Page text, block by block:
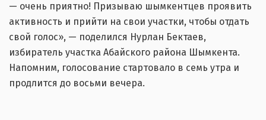
— очень приятно! Призываю шымкентцев проявить
активность и прийти на свои участки, чтобы отдать
свой голос», — поделился Нурлан Бектаев,
избиратель участка Абайского района Шымкента.
Напомним, голосование стартовало в семь утра и
продлится до восьми вечера.